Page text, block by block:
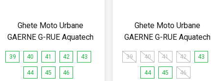
Ghete Moto Urbane
GAERNE G-RUE Aquatech
39 40 41 42 43
44 45 46
Ghete Moto Urbane
GAERNE G-RUE Aquatech
39 40 41 42 43
44 45 46